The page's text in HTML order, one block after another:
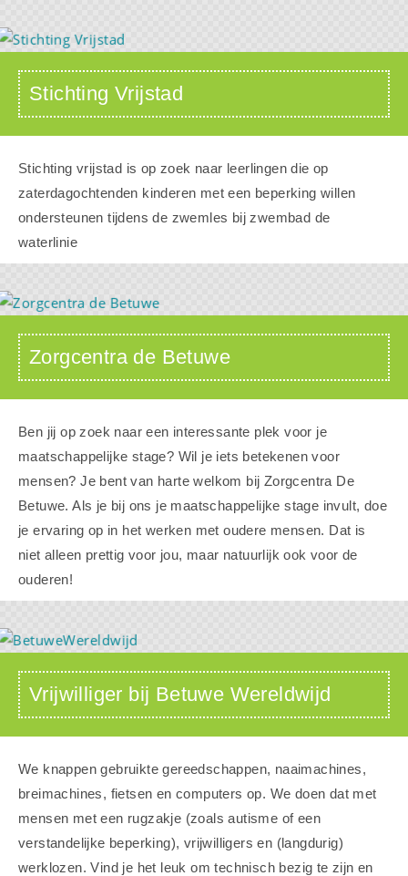
Stichting Vrijstad
Stichting vrijstad is op zoek naar leerlingen die op
zaterdagochtenden kinderen met een beperking willen
ondersteunen tijdens de zwemles bij zwembad de
waterlinie
Zorgcentra de Betuwe
Ben jij op zoek naar een interessante plek voor je
maatschappelijke stage? Wil je iets betekenen voor
mensen? Je bent van harte welkom bij Zorgcentra De
Betuwe. Als je bij ons je maatschappelijke stage invult, doe
je ervaring op in het werken met oudere mensen. Dat is
niet alleen prettig voor jou, maar natuurlijk ook voor de
ouderen!
Vrijwilliger bij Betuwe Wereldwijd
We knappen gebruikte gereedschappen, naaimachines,
breimachines, fietsen en computers op. We doen dat met
mensen met een rugzakje (zoals autisme of een
verstandelijke beperking), vrijwilligers en (langdurig)
werklozen. Vind je het leuk om technisch bezig te zijn en